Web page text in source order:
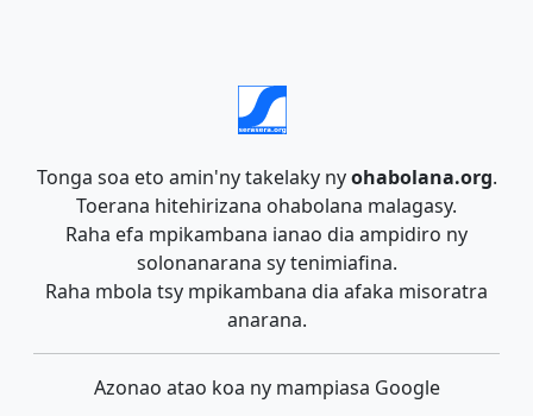
Tonga soa eto amin'ny takelaky nyohabolana.org.
Toerana hitehirizana ohabolana malagasy.
Raha efa mpikambana ianao dia ampidiro ny
solonanarana sy tenimiafina.
Raha mbola tsy mpikambana dia afaka misoratra
anarana.
Azonao atao koa ny mampiasa Google